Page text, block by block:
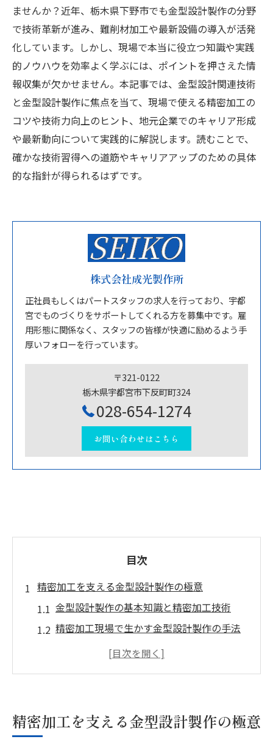
ませんか？近年、栃木県下野市でも金型設計製作の分野
で技術革新が進み、難削材加工や最新設備の導入が活発
化しています。しかし、現場で本当に役立つ知識や実践
的ノウハウを効率よく学ぶには、ポイントを押さえた情
報収集が欠かせません。本記事では、金型設計関連技術
と金型設計製作に焦点を当て、現場で使える精密加工の
コツや技術力向上のヒント、地元企業でのキャリア形成
や最新動向について実践的に解説します。読むことで、
確かな技術習得への道筋やキャリアアップのための具体
的な指針が得られるはずです。
株式会社成光製作所
正社員もしくはパートスタッフの求人を行っており、宇都
宮でものづくりをサポートしてくれる方を募集中です。雇
用形態に関係なく、スタッフの皆様が快適に励めるよう手
厚いフォローを行っています。
〒321-0122
栃木県宇都宮市下反町町324
028-654-1274
お問い合わせはこちら
目次
精密加工を支える金型設計製作の極意
金型設計製作の基本知識と精密加工技術
精密加工現場で生かす金型設計製作の手法
金型設計製作がもたらす精度向上のポイン
次の技術力向上へつなげる金型設計製作
精密加工を支える金型設計製作の極意